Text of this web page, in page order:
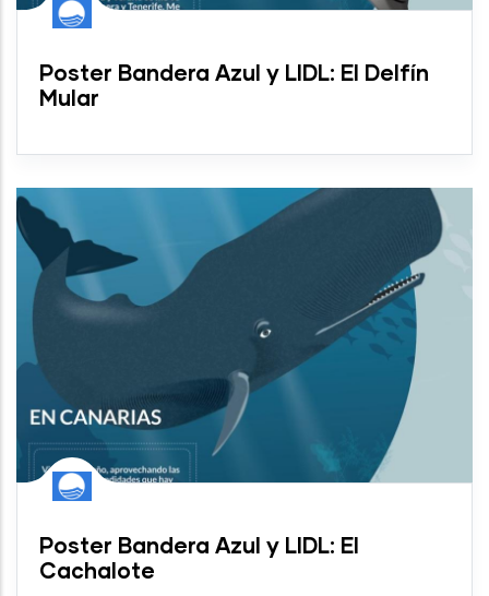
Poster Bandera Azul y LIDL: El Delfín
Mular
Poster Bandera Azul y LIDL: El
Cachalote